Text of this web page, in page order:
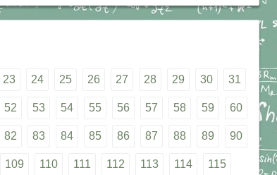
23 24 25 26 27 28 29 30 31
52 53 54 55 56 57 58 59 60
82 83 84 85 86 87 88 89 90
109 110 111 112 113 114 115